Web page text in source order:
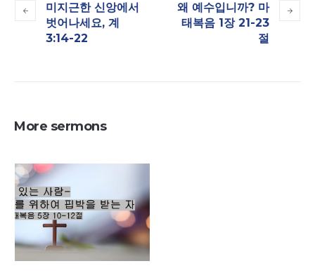
미지근한 신앙에서
벗어나세요, 계
3:14-22
왜 예수입니까? 마
태복음 1장 21-23
절
More sermons